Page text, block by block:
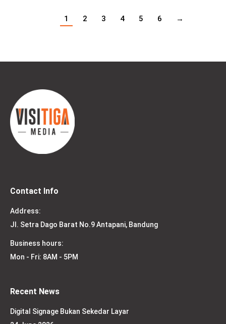
1 2 3 4 5 6 →
Contact Info
Address:
Jl. Setra Dago Barat No.9 Antapani, Bandung
Business hours:
Mon - Fri: 8AM - 5PM
Recent News
Digital Signage Bukan Sekedar Layar